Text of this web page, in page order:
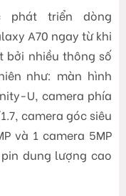
phát triển dòng
A70 ngay từ khi
bởi nhiều thông số
như: màn hình
U, camera phía
camera góc siêu
và 1 camera 5MP
dung lượng cao